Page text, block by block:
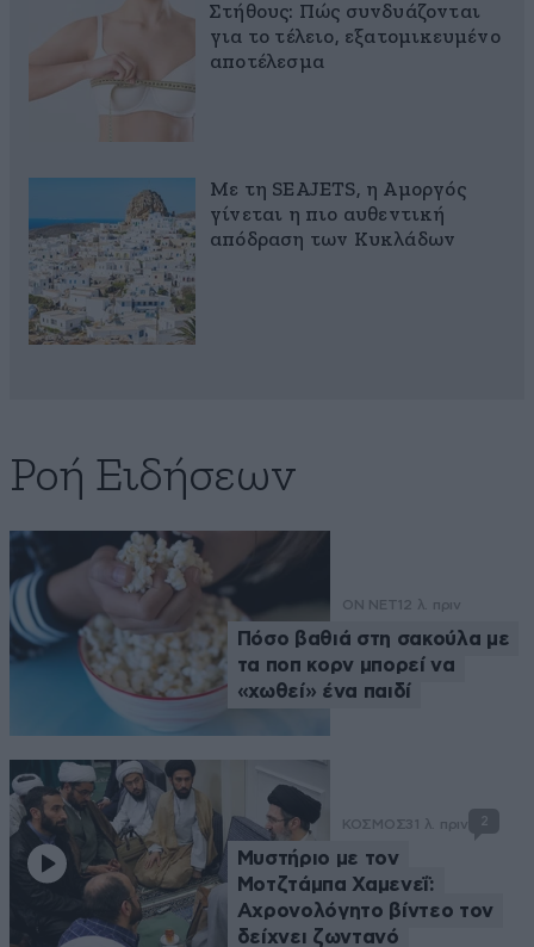
Στήθους: Πώς συνδυάζονται
για το τέλειο, εξατομικευμένο
αποτέλεσμα
Με τη SEAJETS, η Αμοργός
γίνεται η πιο αυθεντική
απόδραση των Κυκλάδων
Ροή Ειδήσεων
ON NET 12 λ. πριν
Πόσο βαθιά στη σακούλα με
τα ποπ κορν μπορεί να
«χωθεί» ένα παιδί
ΚΟΣΜΟΣ31 λ. πριν 2
Μυστήριο με τον
Μοτζτάμπα Χαμενεΐ:
Αχρονολόγητο βίντεο τον
δείχνει ζωντανό